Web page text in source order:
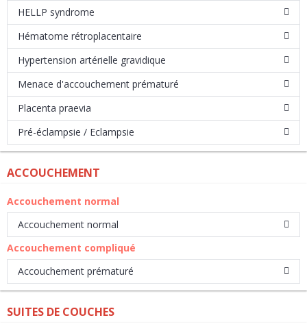
HELLP syndrome
Hématome rétroplacentaire
Hypertension artérielle gravidique
Menace d'accouchement prématuré
Placenta praevia
Pré-éclampsie / Eclampsie
ACCOUCHEMENT
Accouchement normal
Accouchement normal
Accouchement compliqué
Accouchement prématuré
SUITES DE COUCHES